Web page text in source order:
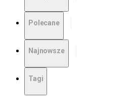
Polecane
Najnowsze
Tagi